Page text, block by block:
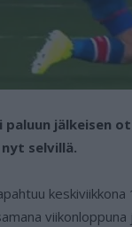
paluun jälkeisen
selvillä.